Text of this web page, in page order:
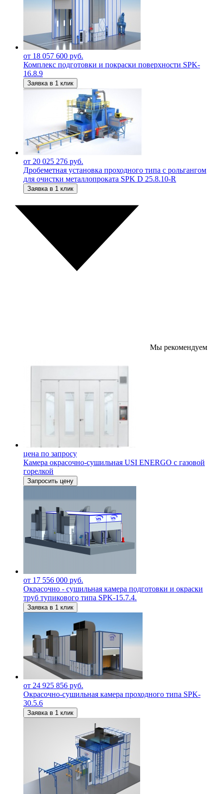
от 18 057 600 руб.
Комплекс подготовки и покраски поверхности SPK-
16.8.9
Заявка в 1 клик
от 20 025 276 руб.
Дробеметная установка проходного типа с рольгангом
для очистки металлопроката SPK D 25.8.10-R
Заявка в 1 клик
Мы рекомендуем
цена по запросу
Камера окрасочно-сушильная USI ENERGO с газовой
горелкой
Запросить цену
от 17 556 000 руб.
Окрасочно - сушильная камера подготовки и окраски
труб тупикового типа SPK-15.7.4.
Заявка в 1 клик
от 24 925 856 руб.
Окрасочно-сушильная камера проходного типа SPK-
30.5.6
Заявка в 1 клик